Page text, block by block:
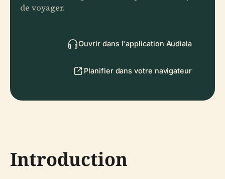
de voyager.
Ouvrir dans l'application Audiala
Planifier dans votre navigateur
Introduction